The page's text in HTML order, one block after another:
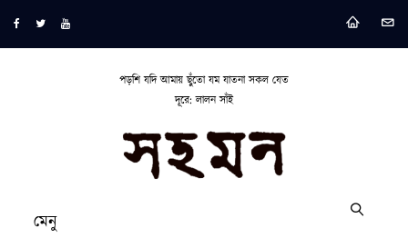
পড়শি যদি আমায় ছুঁতো যম যাতনা সকল যেত
দূরে: লালন সাঁই
মেনু